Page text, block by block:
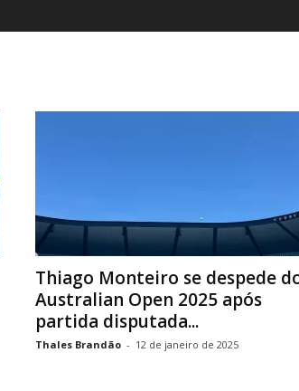
Thiago Monteiro se despede
Australian Open 2025 após
partida disputada...
Thales Brandão - 12 de janeiro de 2025